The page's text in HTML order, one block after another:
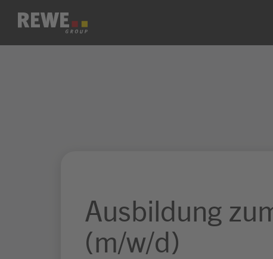
Zum Inhalt springen
Ausbildung
(m/w/d)